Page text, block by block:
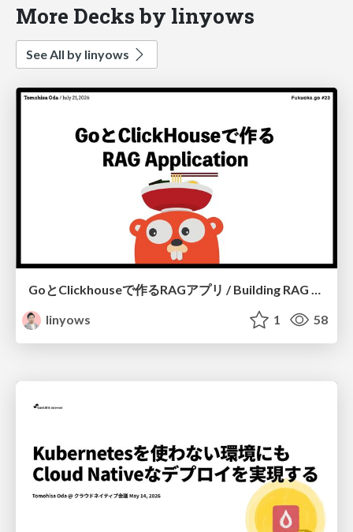
More Decks by linyows
See All by linyows
GoとClickhouseで作るRAGアプリ / Building RAG Application with Go and Clickhouse
linyows
1 58